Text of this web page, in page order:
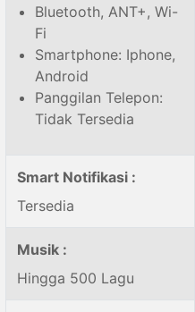
Bluetooth, ANT+, Wi-
Fi
Smartphone: Iphone,
Android
Panggilan Telepon:
Tidak Tersedia
Smart Notifikasi :
Tersedia
Musik :
Hingga 500 Lagu